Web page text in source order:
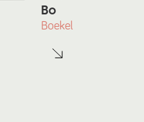
Bo
Boekel